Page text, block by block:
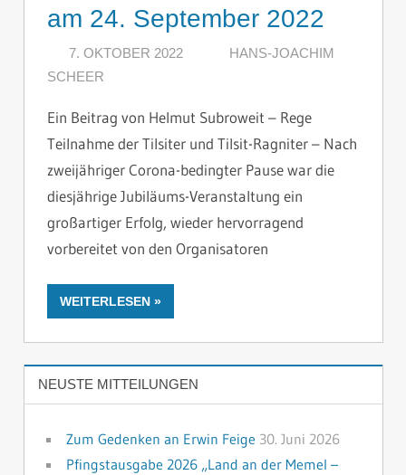
am 24. September 2022
7. OKTOBER 2022
HANS-JOACHIM
SCHEER
Ein Beitrag von Helmut Subroweit – Rege
Teilnahme der Tilsiter und Tilsit-Ragniter – Nach
zweijähriger Corona-bedingter Pause war die
diesjährige Jubiläums-Veranstaltung ein
großartiger Erfolg, wieder hervorragend
vorbereitet von den Organisatoren
WEITERLESEN
NEUSTE MITTEILUNGEN
Zum Gedenken an Erwin Feige 30. Juni 2026
Pfingstausgabe 2026 „Land an der Memel –